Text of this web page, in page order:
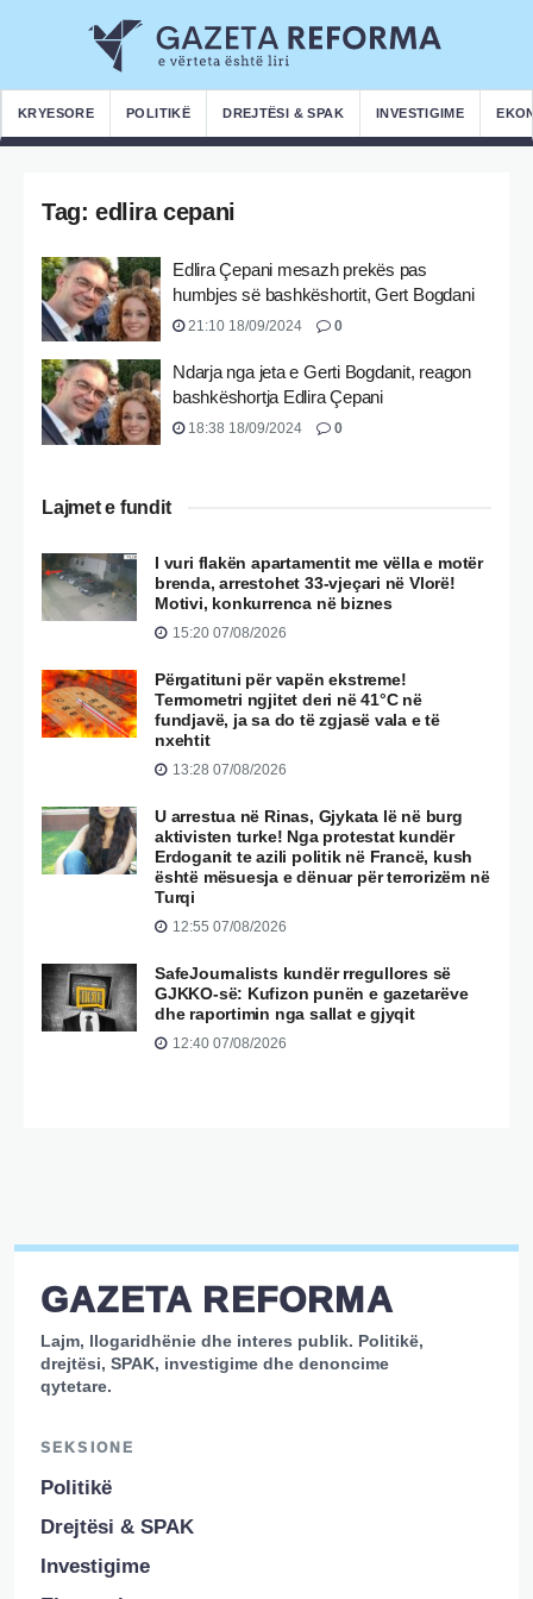
KRYESORE POLITIKË DREJTËSI & SPAK INVESTIGIME
Tag: edlira cepani
Edlira Çepani mesazh prekës pas
humbjes së bashkëshortit, Gert Bogdani
21:10 18/09/2024 0
Ndarja nga jeta e Gerti Bogdanit, reagon
bashkëshortja Edlira Çepani
18:38 18/09/2024 0
Lajmet e fundit
I vuri flakën apartamentit me vëlla e motër
brenda, arrestohet 33-vjeçari në Vlorë!
Motivi, konkurrenca në biznes
15:20 07/08/2026
Përgatituni për vapën ekstreme!
Termometri ngjitet deri në 41°C në
fundjavë, ja sa do të zgjasë vala e të
nxehtit
13:28 07/08/2026
U arrestua në Rinas, Gjykata lë në burg
aktivisten turke! Nga protestat kundër
Erdoganit te azili politik në Francë, kush
është mësuesja e dënuar për terrorizëm në
Turqi
12:55 07/08/2026
SafeJournalists kundër rregullores së
GJKKO-së: Kufizon punën e gazetarëve
dhe raportimin nga sallat e gjyqit
12:40 07/08/2026
GAZETA REFORMA
Lajm, llogaridhënie dhe interes publik. Politikë,
drejtësi, SPAK, investigime dhe denoncime
qytetare.
SEKSIONE
Politikë
Drejtësi & SPAK
Investigime